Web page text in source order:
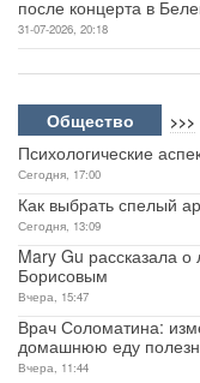
после концерта в
31-07-2026, 20:18
Общество >>>
Психологические
Сегодня, 17:00
Как выбрать спелый
Сегодня, 13:09
Mary Gu рассказала
Борисовым
Вчера, 15:47
Врач Соломатина:
домашнюю еду
Вчера, 11:44